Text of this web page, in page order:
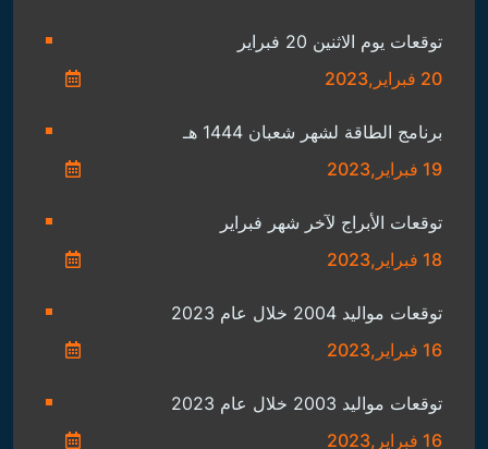
توقعات يوم الاثنين 20 فبراير
20 فبراير,2023
برنامج الطاقة لشهر شعبان 1444 هـ
19 فبراير,2023
توقعات الأبراج لآخر شهر فبراير
18 فبراير,2023
توقعات مواليد 2004 خلال عام 2023
16 فبراير,2023
توقعات مواليد 2003 خلال عام 2023
16 فبراير,2023